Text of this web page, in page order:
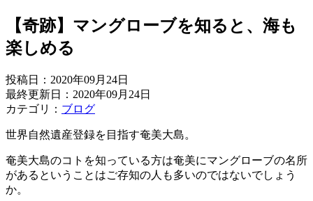
【奇跡】マングローブを知ると、海も
楽しめる
投稿日： 2020年09月24日
最終更新日：2020年09月24日
カテゴリ： ブログ
世界自然遺産登録を目指す奄美大島。
奄美大島のコトを知っている方は奄美にマングローブの名所
があるということはご存知の人も多いのではないでしょう
か。